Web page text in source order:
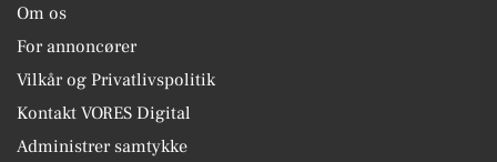
Om os
For annoncører
Vilkår og Privatlivspolitik
Kontakt VORES Digital
Administrer samtykke